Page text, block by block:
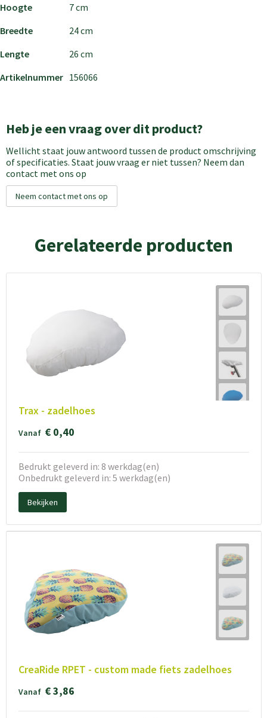
Hoogte
7 cm
Breedte
24 cm
Lengte
26 cm
Artikelnummer 156066
Heb je een vraag over dit product?
Wellicht staat jouw antwoord tussen de product omschrijving
of specificaties. Staat jouw vraag er niet tussen? Neem dan
contact met ons op
Neem contact met ons op
Gerelateerde producten
Trax - zadelhoes
Vanaf € 0,40
Bedrukt geleverd in: 8 werkdag(en)
Onbedrukt geleverd in: 5 werkdag(en)
Bekijken
CreaRide RPET - custom made fiets zadelhoes
Vanaf € 3,86